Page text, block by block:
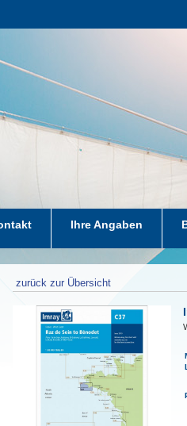
Ihre Angaben
zurück zur Übersicht